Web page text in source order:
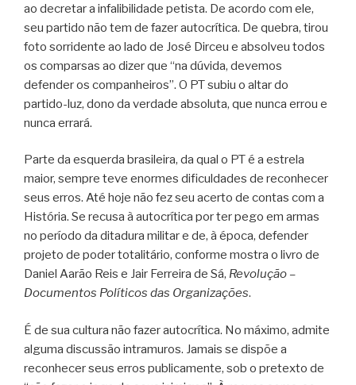
ao decretar a infalibilidade petista. De acordo com ele,
seu partido não tem de fazer autocrítica. De quebra, tirou
foto sorridente ao lado de José Dirceu e absolveu todos
os comparsas ao dizer que “na dúvida, devemos
defender os companheiros”. O PT subiu o altar do
partido-luz, dono da verdade absoluta, que nunca errou e
nunca errará.
Parte da esquerda brasileira, da qual o PT é a estrela
maior, sempre teve enormes dificuldades de reconhecer
seus erros. Até hoje não fez seu acerto de contas com a
História. Se recusa à autocrítica por ter pego em armas
no período da ditadura militar e de, à época, defender
projeto de poder totalitário, conforme mostra o livro de
Daniel Aarão Reis e Jair Ferreira de Sá, Revolução –
Documentos Políticos das Organizações.
É de sua cultura não fazer autocrítica. No máximo, admite
alguma discussão intramuros. Jamais se dispõe a
reconhecer seus erros publicamente, sob o pretexto de